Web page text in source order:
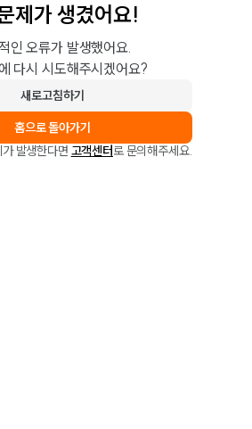
제가 생겼어요!
인 오류가 발생했어요.
다시 시도해주시겠어요?
새로고침하기
홈으로 돌아가기
발생한다면 고객센터로 문의해주세요.